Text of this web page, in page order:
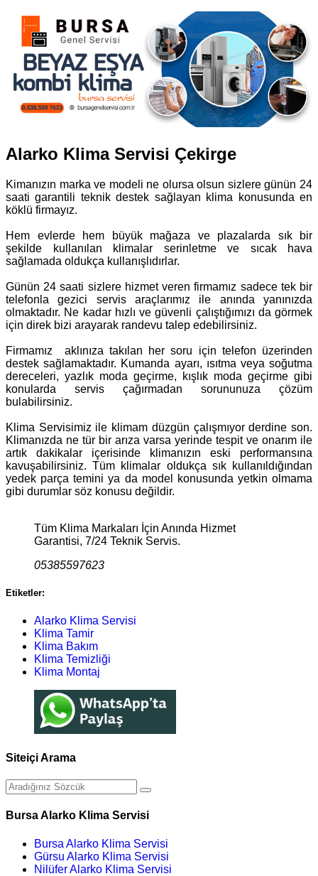
Alarko Klima Servisi Çekirge
Kimanızın marka ve modeli ne olursa olsun sizlere günün 24
saati garantili teknik destek sağlayan klima konusunda en
köklü firmayız.
Hem evlerde hem büyük mağaza ve plazalarda sık bir
şekilde kullanılan klimalar serinletme ve sıcak hava
sağlamada oldukça kullanışlıdırlar.
Günün 24 saati sizlere hizmet veren firmamız sadece tek bir
telefonla gezici servis araçlarımız ile anında yanınızda
olmaktadır. Ne kadar hızlı ve güvenli çalıştığımızı da görmek
için direk bizi arayarak randevu talep edebilirsiniz.
Firmamız aklınıza takılan her soru için telefon üzerinden
destek sağlamaktadır. Kumanda ayarı, ısıtma veya soğutma
dereceleri, yazlık moda geçirme, kışlık moda geçirme gibi
konularda servis çağırmadan sorununuza çözüm
bulabilirsiniz.
Klima Servisimiz ile klimam düzgün çalışmıyor derdine son.
Klimanızda ne tür bir arıza varsa yerinde tespit ve onarım ile
artık dakikalar içerisinde klimanızın eski performansına
kavuşabilirsiniz. Tüm klimalar oldukça sık kullanıldığından
yedek parça temini ya da model konusunda yetkin olmama
gibi durumlar söz konusu değildir.
Tüm Klima Markaları İçin Anında Hizmet
Garantisi, 7/24 Teknik Servis.
05385597623
Etiketler:
Alarko Klima Servisi
Klima Tamir
Klima Bakım
Klima Temizliği
Klima Montaj
Siteiçi Arama
Bursa Alarko Klima Servisi
Bursa Alarko Klima Servisi
Gürsu Alarko Klima Servisi
Nilüfer Alarko Klima Servisi